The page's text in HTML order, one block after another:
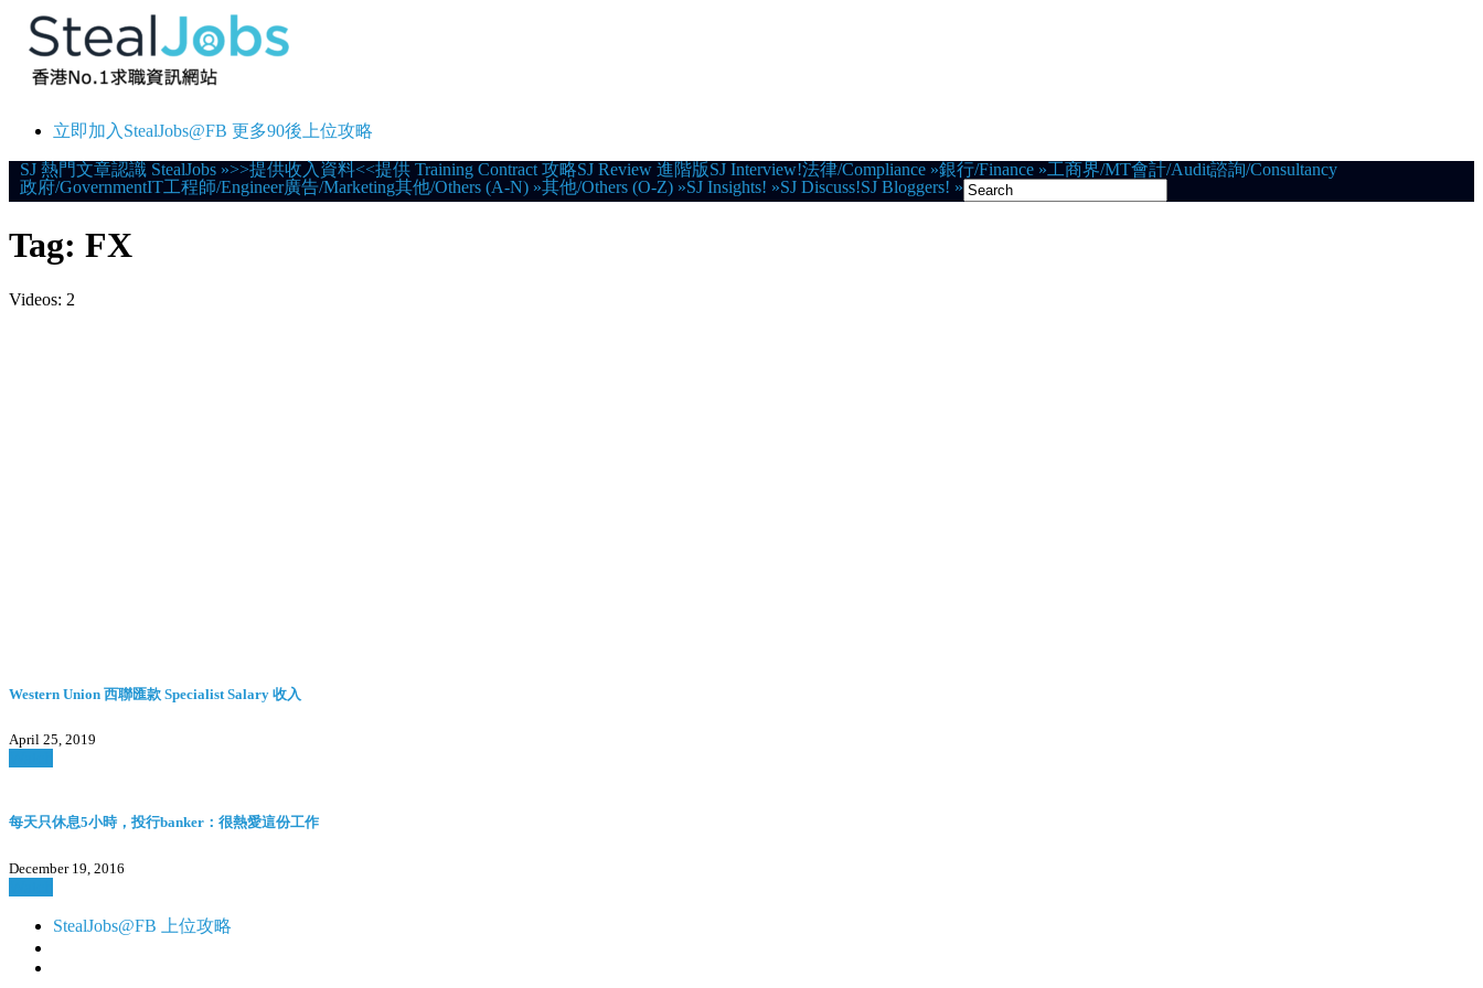
立即加入StealJobs@FB 更多90後上位攻略
Skip
to
SJ 熱門文章認識 StealJobs »>>提供收入資料<<提供 Training Contract 攻略SJ Review 進階版SJ Interview!法律/Compliance »銀行/Finance »工商界/MT會計/Audit諮詢/Consultancy
政府/GovernmentIT工程師/Engineer廣告/Marketing其他/Others (A-N) »其他/Others (O-Z) »SJ Insights! »SJ Discuss!SJ Bloggers! »
Tag: FX
Videos: 2
Western Union 西聯匯款 Specialist Salary 收入
April 25, 2019
每天只休息5小時，投行banker：很熱愛這份工作
December 19, 2016
StealJobs@FB 上位攻略